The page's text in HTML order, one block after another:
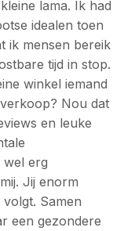
lama. Ik had
idealen toen
ik mensen bereik
tijd in stop.
winkel iemand
Nou dat
en leuke
wel erg
Jij enorm
Samen
een gezondere